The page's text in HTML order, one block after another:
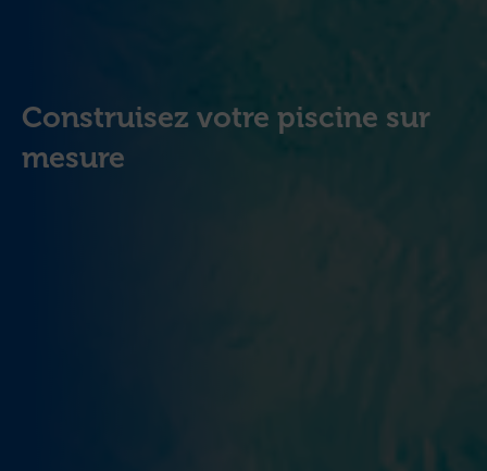
Construisez votre piscine sur
mesure